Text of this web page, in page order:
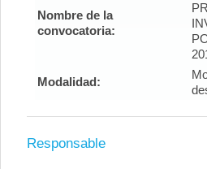
Nombre de la
convocatoria:
Modalidad:
Responsable